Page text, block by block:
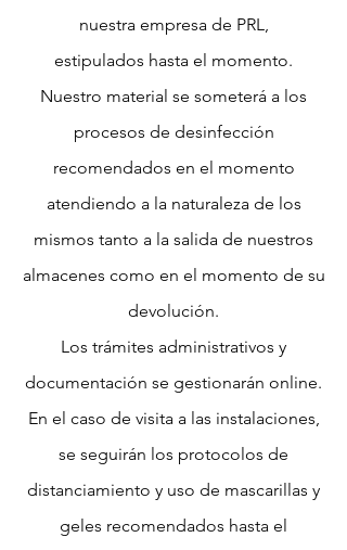
nuestra empresa de PRL,
estipulados hasta el momento.
Nuestro material se someterá a los
procesos de desinfección
recomendados en el momento
atendiendo a la naturaleza de los
mismos tanto a la salida de nuestros
almacenes como en el momento de su
devolución.
Los trámites administrativos y
documentación se gestionarán online.
En el caso de visita a las instalaciones,
se seguirán los protocolos de
distanciamiento y uso de mascarillas y
geles recomendados hasta el